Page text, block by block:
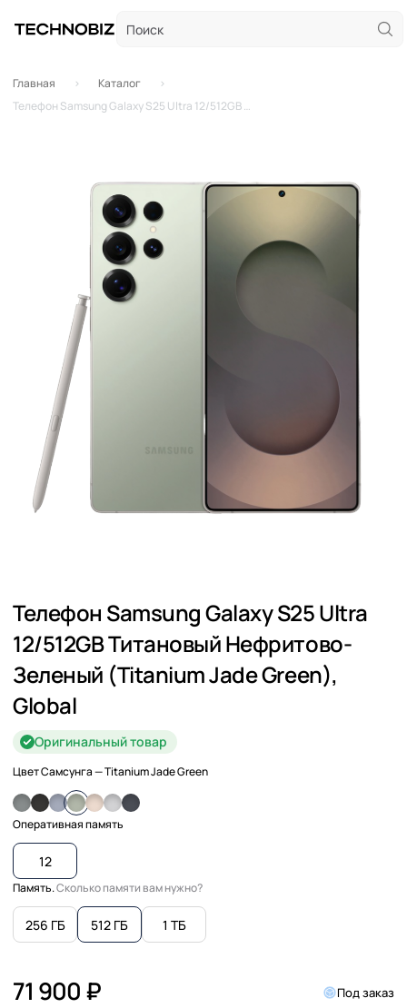
Главная
Каталог
Телефон Samsung Galaxy S25 Ultra 12/512GB Титановый Нефритово-Зеленый (Titanium Jade Green), Global
Телефон Samsung Galaxy S25 Ultra
12/512GB Титановый Нефритово-
Зеленый (Titanium Jade Green),
Global
Оригинальный товар
Цвет Самсунга— Titanium Jade Green
Оперативная память
12
Память.Сколько памяти вам нужно?
256 ГБ 512 ГБ 1 ТБ
71 900 ₽ Под заказ